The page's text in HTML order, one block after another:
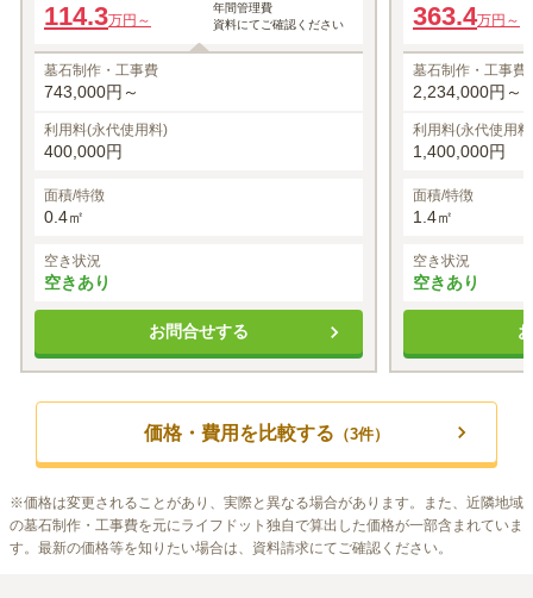
114.3万円～
年間管理費
資料にてご確認ください
墓石制作・工事費
743,000円～
利用料(永代使用料)
400,000円
面積/特徴
0.4㎡
空き状況
空きあり
お問合せする
363.4万円～
墓石制作・工事費
2,234,000円～
利用料(永代使用
1,400,000円
面積/特徴
1.4㎡
空き状況
空きあり
価格・費用を比較する （3件）
※価格は変更されることがあり、実際と異なる場合があります。また、近隣地域
の墓石制作・工事費を元にライフドット独自で算出した価格が一部含まれていま
す。最新の価格等を知りたい場合は、資料請求にてご確認ください。